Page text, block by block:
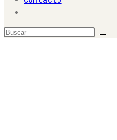
de
Buscar